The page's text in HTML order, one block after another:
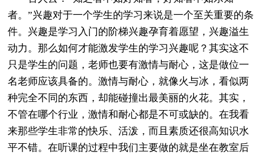
者。”兴趣对于一个学生的学习来说是一个至关重要的条
件。兴趣是学习入门的阶梯兴趣孕育着愿望，兴趣溢生
动力。那么如何才能激发学生的学习兴趣呢？其实这不
只是学生的问题，老师也要有激情与耐心，这是做位一
名老师应该具备的。激情与耐心，就像火与冰，看似两
种完全不同的东西，却能碰撞出最美丽的火花。其实，
不管在哪个行业，激情和耐心都是不可或缺的。在我看
来那些学生非常的快乐、活泼，而且素质还很高知识水
平不错。在听课的过程中我们主要做的就是坐在教室后